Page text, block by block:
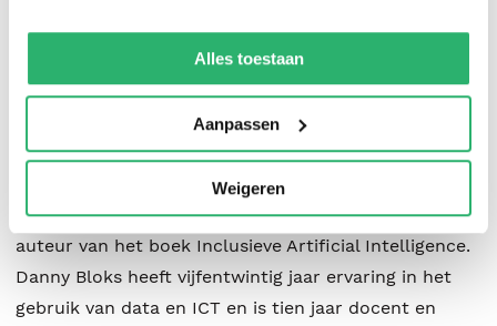
We werken samen met42 derdendie uw gegevens
kunnen ontvangen en verwerken.
Alles toestaan
Aanpassen
Weigeren
zich bezig met onderwijsinnovatie, is expert in mobile
development, user interaction en generatieve AI.
Erdinç Saçan is docent en onderzoeker bij Fontys ICT.
Hij is expert in educational technology, inclusieve
artificiële intelligente en generatieve AI. Saçan
schrijft boeken, blogs en artikelen over actuele
technologische ontwikkelingen in het onderwijs. Hij is
auteur van het boek Inclusieve Artificial Intelligence.
Danny Bloks heeft vijfentwintig jaar ervaring in het
gebruik van data en ICT en is tien jaar docent en